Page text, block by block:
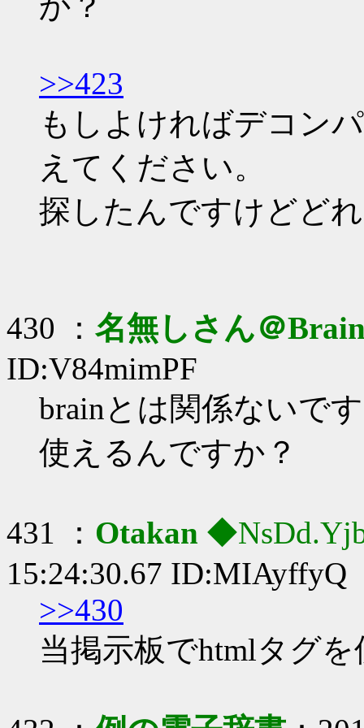
>>423
もしよければデコン
えてください。
探したんですけどど
430 ： 名無しさん＠
ID:V84mimPF
brainとは関係ないで
使えるんですか？
431 ： Otakan
15:24:30.67 ID:MIAyffyQ
>>430
当掲示板でhtmlタグ